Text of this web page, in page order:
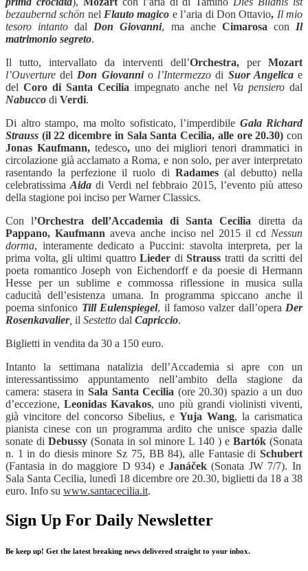
bezaubernd schön nel Flauto magico e l’aria di Don Ottavio, Il mio
tesoro intanto dal Don Giovanni, ma anche Cimarosa con
Il
matrimonio segreto.
Il tutto, intervallato da interventi dell’Orchestra, per Mozart
l’Ouverture del Don Giovanniol’Intermezzodi Suor Angelicae
del Coro di Santa Cecilia impegnato anche nel Va pensiero dal
Nabucco di Verdi.
Di altro stampo, ma molto sofisticato, l’imperdibile Gala Richard
Strauss (il 22 dicembre in Sala Santa Cecilia, alle ore 20.30) con
Jonas Kaufmann, tedesco, uno dei migliori tenori drammatici in
circolazione già acclamato a Roma, e non solo, per aver interpretato
rasentando la perfezione il ruolo di Radames(al debutto) nella
celebratissima Aidadi Verdi nel febbraio 2015, l’evento più atteso
della stagione poi inciso per Warner Classics.
Con l’Orchestra dell’Accademia di Santa Cecilia diretta da
Pappano, Kaufmann aveva anche inciso nel 2015 il cd Nessun
dorma, interamente dedicato a Puccini: stavolta interpreta, per la
prima volta, gli ultimi quattroLieder diStrausstratti da scritti del
poeta romantico Joseph von Eichendorff e da poesie di Hermann
Hesse per un sublime e commossa riflessione in musica sulla
caducità dell’esistenza umana. In programma spiccano anche il
poema sinfonico Till Eulenspiegel, il famoso valzer dall’opera Der
Rosenkavalier, il Sestetto dal Capriccio.
Biglietti in vendita da 30 a 150 euro.
Intanto la settimana natalizia dell’Accademia si apre con un
interessantissimo appuntamento nell’ambito della stagione da
camera: stasera in Sala Santa Cecilia (ore 20.30) spazio a un duo
d’eccezione, Leonidas Kavakos, uno più grandi violinisti viventi,
già vincitore del concorso Sibelius, e Yuja Wang, la carismatica
pianista cinese con un programma ardito che unisce spazia dalle
sonate di Debussy (Sonata in sol minore L 140 ) e Bartók (Sonata
n. 1 in do diesis minore Sz 75, BB 84), alle Fantasie di Schubert
(Fantasia in do maggiore D 934) e Janáček(Sonata JW 7/7). In
Sala Santa Cecilia, lunedì 18 dicembre ore 20.30, biglietti da 18 a 38
euro. Info su www.santacecilia.it.
Sign Up For Daily Newsletter
Be keep up! Get the latest breaking news delivered straight to your inbox.